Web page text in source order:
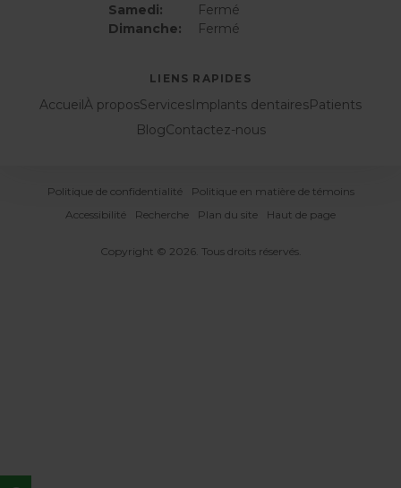
Samedi:
Fermé
Dimanche:
Fermé
LIENS RAPIDES
AccueilÀ proposServicesImplants dentairesPatients
BlogContactez-nous
Politique de confidentialité
Politique en matière de témoins
Accessibilité
Recherche Plan du site Haut de page
Copyright © 2026. Tous droits réservés.